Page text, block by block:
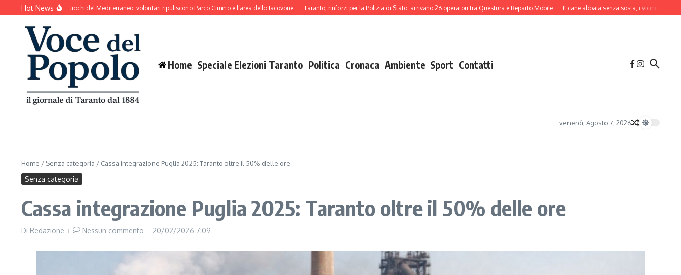
Salta al contenuto
Hot News
si prepara ai Giochi del Mediterraneo: volontari ripuliscono Parco Cimino e l’area dello Iacovone Taranto, rinforzi per la Polizia di Stato: arrivano 26 operatori tra Questura e Reparto Mobile Il cane abbaia senza sosta, i vicini danno
Home Speciale Elezioni Taranto Politica Cronaca Ambiente Sport Contatti
venerdì, Agosto 7, 2026
Home / Senza categoria / Cassa integrazione Puglia 2025: Taranto oltre il 50% delle ore
Senza categoria
Cassa integrazione Puglia 2025: Taranto oltre il 50% delle ore
Di Redazione Nessun commento 20/02/2026 7:09